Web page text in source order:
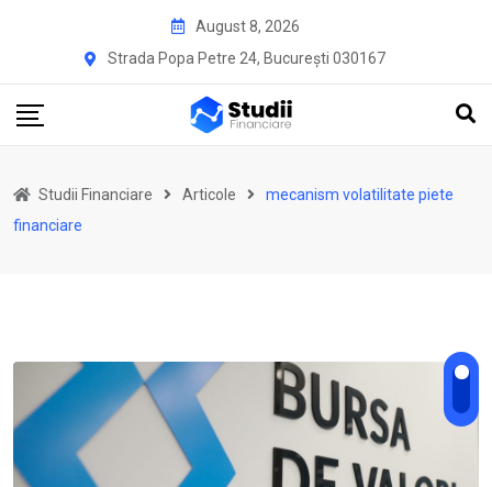
August 8, 2026
Strada Popa Petre 24, București 030167
Studii Financiare Articole
mecanism volatilitate piete
financiare